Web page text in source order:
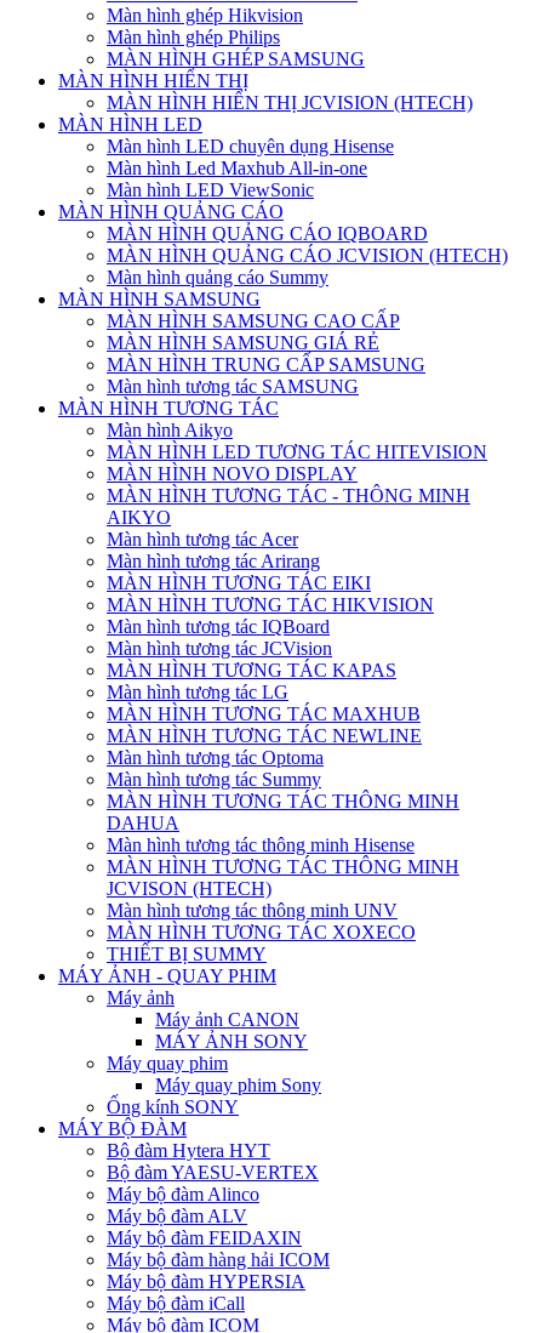
Màn hình ghép Hikvision
Màn hình ghép Philips
MÀN HÌNH GHÉP SAMSUNG
MÀN HÌNH HIỂN THỊ
MÀN HÌNH HIỂN THỊ JCVISION (HTECH)
MÀN HÌNH LED
Màn hình LED chuyên dụng Hisense
Màn hình Led Maxhub All-in-one
Màn hình LED ViewSonic
MÀN HÌNH QUẢNG CÁO
MÀN HÌNH QUẢNG CÁO IQBOARD
MÀN HÌNH QUẢNG CÁO JCVISION (HTECH)
Màn hình quảng cáo Summy
MÀN HÌNH SAMSUNG
MÀN HÌNH SAMSUNG CAO CẤP
MÀN HÌNH SAMSUNG GIÁ RẺ
MÀN HÌNH TRUNG CẤP SAMSUNG
Màn hình tương tác SAMSUNG
MÀN HÌNH TƯƠNG TÁC
Màn hình Aikyo
MÀN HÌNH LED TƯƠNG TÁC HITEVISION
MÀN HÌNH NOVO DISPLAY
MÀN HÌNH TƯƠNG TÁC - THÔNG MINH
AIKYO
Màn hình tương tác Acer
Màn hình tương tác Arirang
MÀN HÌNH TƯƠNG TÁC EIKI
MÀN HÌNH TƯƠNG TÁC HIKVISION
Màn hình tương tác IQBoard
Màn hình tương tác JCVision
MÀN HÌNH TƯƠNG TÁC KAPAS
Màn hình tương tác LG
MÀN HÌNH TƯƠNG TÁC MAXHUB
MÀN HÌNH TƯƠNG TÁC NEWLINE
Màn hình tương tác Optoma
Màn hình tương tác Summy
MÀN HÌNH TƯƠNG TÁC THÔNG MINH
DAHUA
Màn hình tương tác thông minh Hisense
MÀN HÌNH TƯƠNG TÁC THÔNG MINH
JCVISON (HTECH)
Màn hình tương tác thông minh UNV
MÀN HÌNH TƯƠNG TÁC XOXECO
THIẾT BỊ SUMMY
MÁY ẢNH - QUAY PHIM
Máy ảnh
Máy ảnh CANON
MÁY ẢNH SONY
Máy quay phim
Máy quay phim Sony
Ống kính SONY
MÁY BỘ ĐÀM
Bộ đàm Hytera HYT
Bộ đàm YAESU-VERTEX
Máy bộ đàm Alinco
Máy bộ đàm ALV
Máy bộ đàm FEIDAXIN
Máy bộ đàm hàng hải ICOM
Máy bộ đàm HYPERSIA
Máy bộ đàm iCall
Máy bộ đàm ICOM